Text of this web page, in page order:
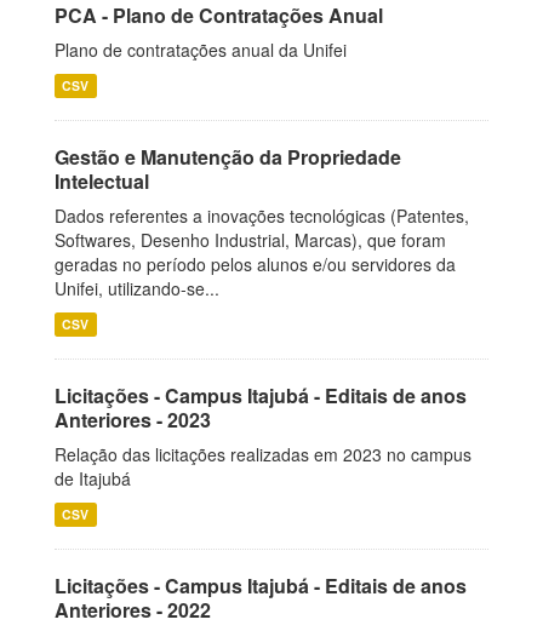
PCA - Plano de Contratações Anual
Plano de contratações anual da Unifei
CSV
Gestão e Manutenção da Propriedade
Intelectual
Dados referentes a inovações tecnológicas (Patentes,
Softwares, Desenho Industrial, Marcas), que foram
geradas no período pelos alunos e/ou servidores da
Unifei, utilizando-se...
CSV
Licitações - Campus Itajubá - Editais de anos
Anteriores - 2023
Relação das licitações realizadas em 2023 no campus
de Itajubá
CSV
Licitações - Campus Itajubá - Editais de anos
Anteriores - 2022